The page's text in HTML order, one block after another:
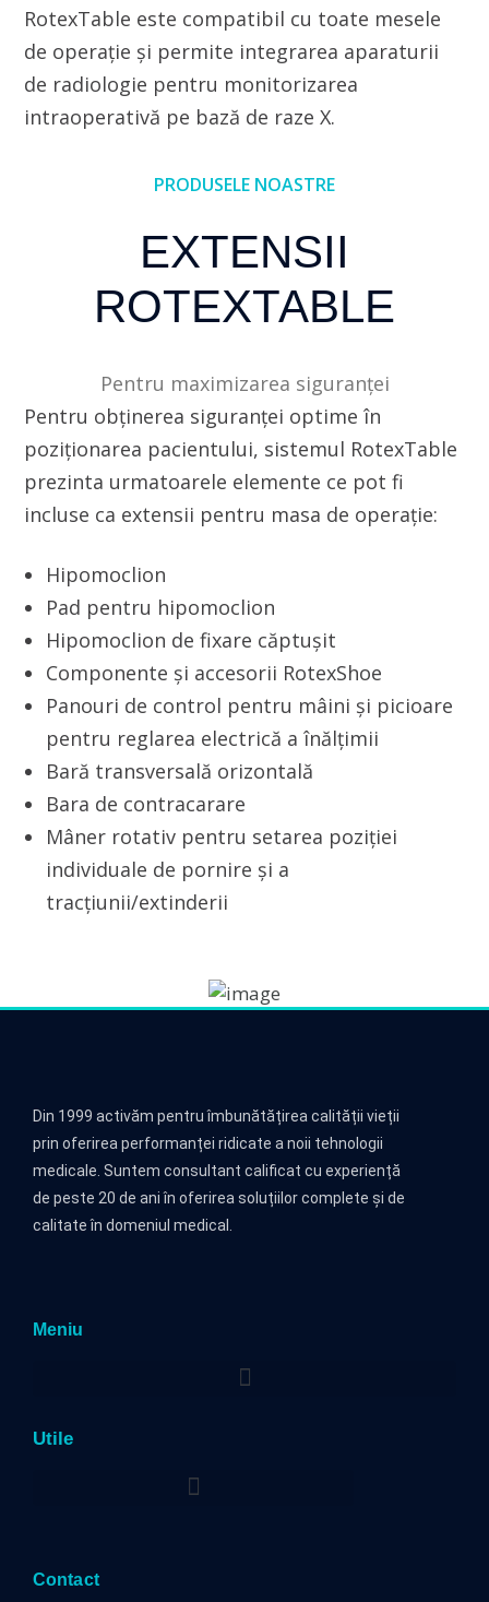
RotexTable este compatibil cu toate mesele
de operație și permite integrarea aparaturii
de radiologie pentru monitorizarea
intraoperativă pe bază de raze X.
PRODUSELE NOASTRE
EXTENSII
ROTEXTABLE
Pentru maximizarea siguranței
Pentru obținerea siguranței optime în
poziționarea pacientului, sistemul RotexTable
prezinta urmatoarele elemente ce pot fi
incluse ca extensii pentru masa de operație:
Hipomoclion
Pad pentru hipomoclion
Hipomoclion de fixare căptușit
Componente și accesorii RotexShoe
Panouri de control pentru mâini și picioare
pentru reglarea electrică a înălțimii
Bară transversală orizontală
Bara de contracarare
Mâner rotativ pentru setarea poziției
individuale de pornire și a
tracțiunii/extinderii
Din 1999 activăm pentru îmbunătățirea calității vieții
prin oferirea performanței ridicate a noii tehnologii
medicale. Suntem consultant calificat cu experiență
de peste 20 de ani în oferirea soluțiilor complete și de
calitate în domeniul medical.
Meniu
Utile
Contact